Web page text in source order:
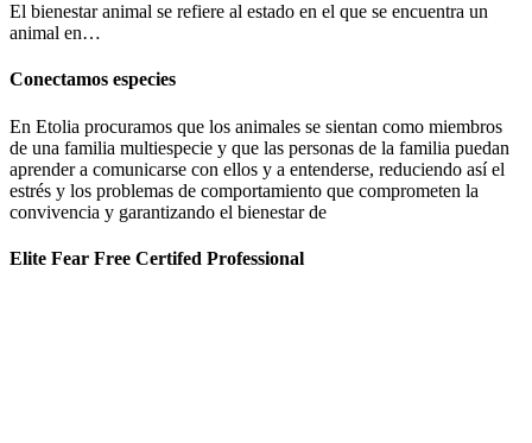
El bienestar animal se refiere al estado en el que se encuentra un
animal en…
Conectamos especies
En Etolia procuramos que los animales se sientan como miembros
de una familia multiespecie y que las personas de la familia puedan
aprender a comunicarse con ellos y a entenderse, reduciendo así el
estrés y los problemas de comportamiento que comprometen la
convivencia y garantizando el bienestar de
Elite Fear Free Certifed Professional